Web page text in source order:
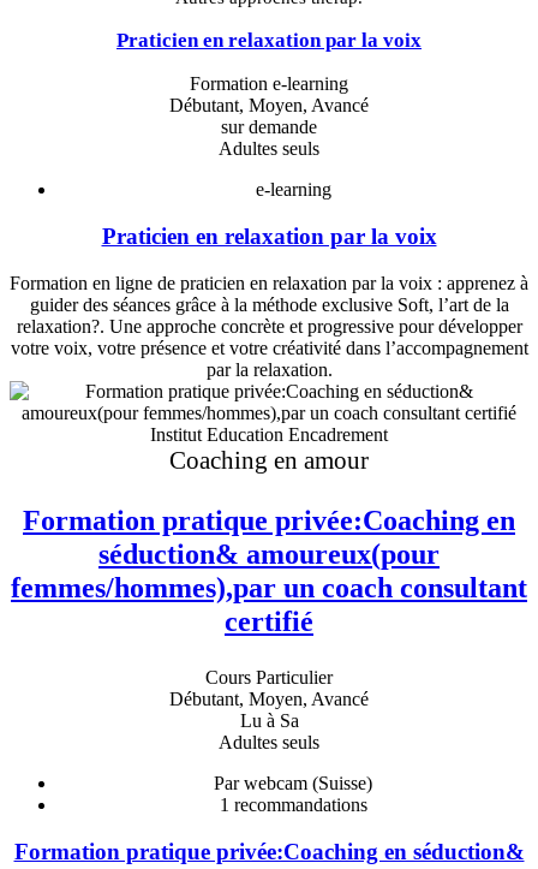
Praticien en relaxation par la voix
Formation e-learning
Débutant, Moyen, Avancé
sur demande
Adultes seuls
e-learning
Praticien en relaxation par la voix
Formation en ligne de praticien en relaxation par la voix : apprenez à
guider des séances grâce à la méthode exclusive Soft, l’art de la
relaxation?. Une approche concrète et progressive pour développer
votre voix, votre présence et votre créativité dans l’accompagnement
par la relaxation.
Institut Education Encadrement
Coaching en amour
Formation pratique privée:Coaching en
séduction& amoureux(pour
femmes/hommes),par un coach consultant
certifié
Cours Particulier
Débutant, Moyen, Avancé
Lu à Sa
Adultes seuls
Par webcam (Suisse)
1 recommandations
Formation pratique privée:Coaching en séduction&